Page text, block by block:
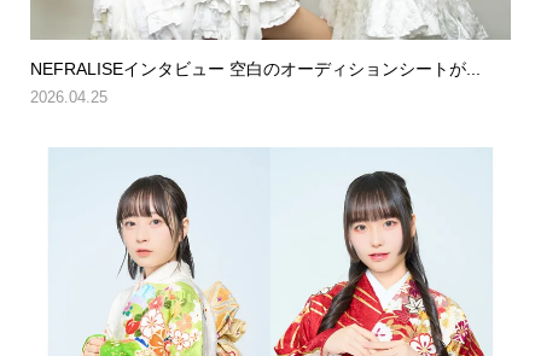
NEFRALISEインタビュー 空白のオーディションシートが...
2026.04.25